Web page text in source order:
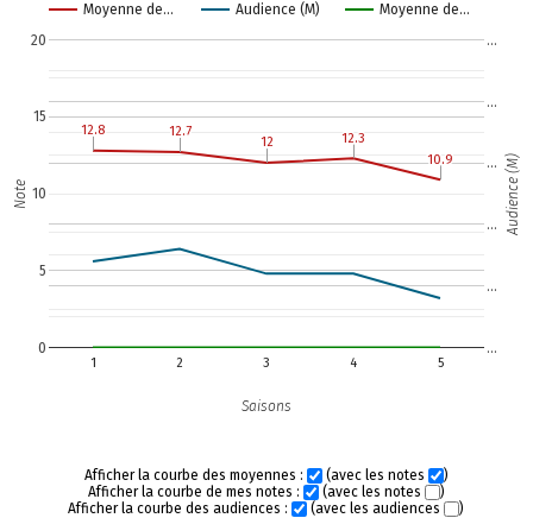
Moyenne de… Audience (M) Moyenne de…
1 2 3 4 5
0
5
10
15
20
…
…
…
…
…
…
12.8
12.8 12.7
12.7
12
12 12.3
12.3
10.9
10.9
Saisons
Note Audience (M)
Afficher la courbe des moyennes : (avec les notes
)
Afficher la courbe de mes notes :
(avec les notes
)
Afficher la courbe des audiences :
(avec les audiences )